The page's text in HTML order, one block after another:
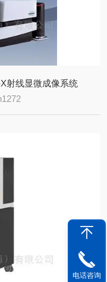
射线显微成像系统
电话咨询